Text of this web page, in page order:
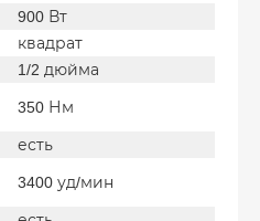
900 Вт
квадрат
1/2 дюйма
350 Нм
есть
3400 уд/мин